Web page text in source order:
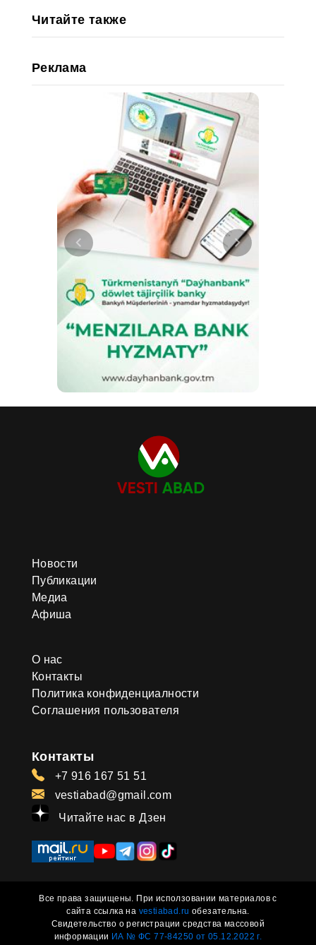
Читайте также
Реклама
Новости
Публикации
Медиа
Афиша
О нас
Контакты
Политика конфиденциалности
Соглашения пользователя
Контакты
+7 916 167 51 51
vestiabad@gmail.com
Читайте нас в Дзен
Все права защищены. При исползовании материалов с
сайта ссылка на vestiabad.ru обезательна.
Свидетельство о регистрации средства массовой
информации ИА № ФС 77-84250 от 05.12.2022 г.